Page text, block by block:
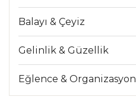
Balayı & Çeyiz
Gelinlik & Güzellik
Eğlence & Organizasyon